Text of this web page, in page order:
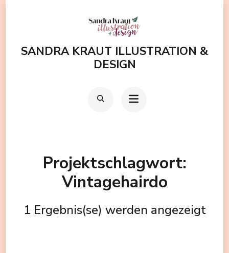
(EnterSANDRA KRAUT ILLUSTRATION &
DESIGN
Projektschlagwort:
Vintagehairdo
1 Ergebnis(se) werden angezeigt